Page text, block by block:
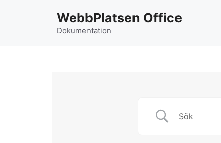
WebbPlatsen Office
Dokumentation